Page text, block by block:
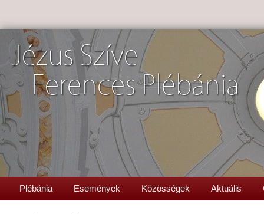
Jézus Szíve
Ferences Plébánia
Plébánia Események Közösségek Aktuális